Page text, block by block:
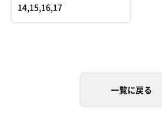
14,15,16,17
一覧に戻る